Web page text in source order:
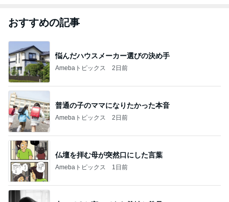
おすすめの記事
悩んだハウスメーカー選びの決め手
Amebaトピックス 2日前
普通の子のママになりたかった本音
Amebaトピックス 2日前
仏壇を拝む母が突然口にした言葉
Amebaトピックス 1日前